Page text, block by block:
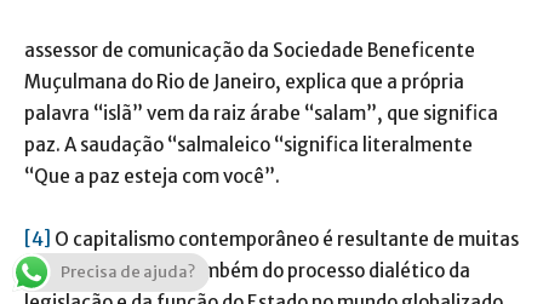
assessor de comunicação da Sociedade Beneficente
Muçulmana do Rio de Janeiro, explica que a própria
palavra “islã” vem da raiz árabe “salam”, que significa
paz. A saudação “salmaleico “significa literalmente
“Que a paz esteja com você”.
[4] O capitalismo contemporâneo é resultante de muitas
transformações e também do processo dialético da
Precisa de ajuda?